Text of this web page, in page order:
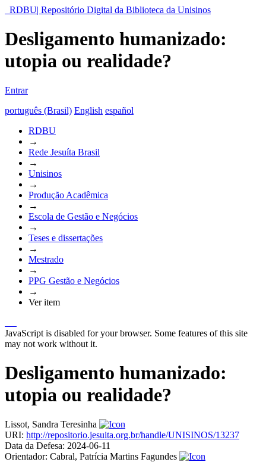
RDBU| Repositório Digital da Biblioteca da Unisinos
Desligamento humanizado:
utopia ou realidade?
Entrar
português (Brasil) English español
RDBU
→
Rede Jesuíta Brasil
→
Unisinos
→
Produção Acadêmica
→
Escola de Gestão e Negócios
→
Teses e dissertações
→
Mestrado
→
PPG Gestão e Negócios
→
Ver item
JavaScript is disabled for your browser. Some features of this site
may not work without it.
Desligamento humanizado:
utopia ou realidade?
Lissot, Sandra Teresinha
URI: http://repositorio.jesuita.org.br/handle/UNISINOS/13237
Data da Defesa: 2024-06-11
Orientador: Cabral, Patrícia Martins Fagundes